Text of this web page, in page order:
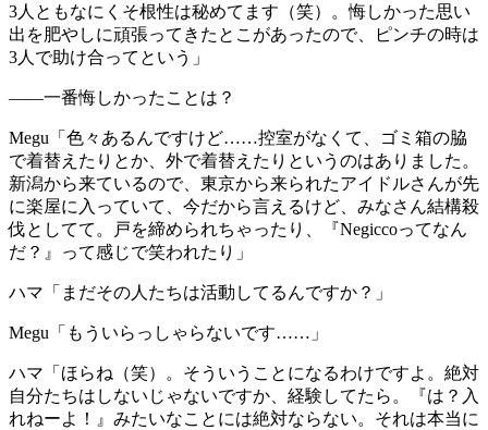
3人ともなにくそ根性は秘めてます（笑）。悔しかった思い
出を肥やしに頑張ってきたとこがあったので、ピンチの時は
3人で助け合ってという」
——一番悔しかったことは？
Megu 「色々あるんですけど……控室がなくて、ゴミ箱の脇
で着替えたりとか、外で着替えたりというのはありました。
新潟から来ているので、東京から来られたアイドルさんが先
に楽屋に入っていて、今だから言えるけど、みなさん結構殺
伐としてて。戸を締められちゃったり、『Negiccoってなん
だ？』って感じで笑われたり」
ハマ 「まだその人たちは活動してるんですか？」
Megu 「もういらっしゃらないです……」
ハマ 「ほらね（笑）。そういうことになるわけですよ。絶対
自分たちはしないじゃないですか、経験してたら。『は？入
れねーよ！』みたいなことには絶対ならない。それは本当に